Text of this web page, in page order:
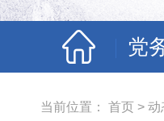
党
当前位置： 首页 > 动